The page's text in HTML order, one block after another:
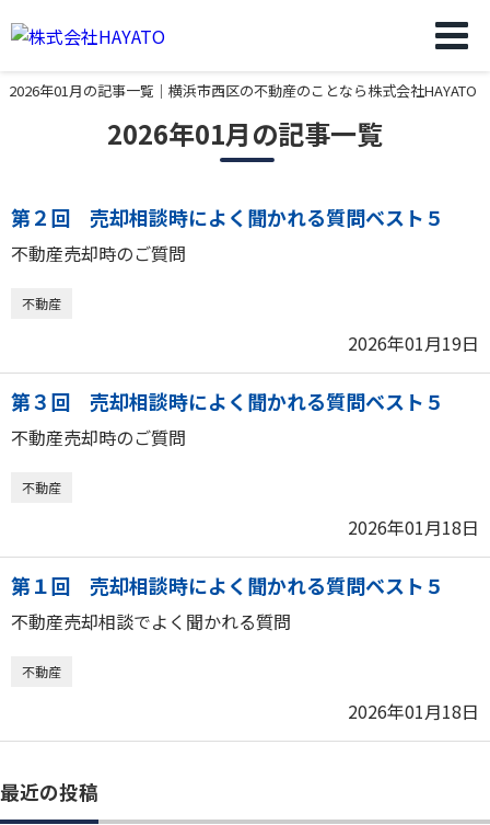
2026年01月の記事一覧｜横浜市西区の不動産のことなら株式会社HAYATO
2026年01月の記事一覧
第２回 売却相談時によく聞かれる質問ベスト５
不動産売却時のご質問
不動産
2026年01月19日
第３回 売却相談時によく聞かれる質問ベスト５
不動産売却時のご質問
不動産
2026年01月18日
第１回 売却相談時によく聞かれる質問ベスト５
不動産売却相談でよく聞かれる質問
不動産
2026年01月18日
最近の投稿